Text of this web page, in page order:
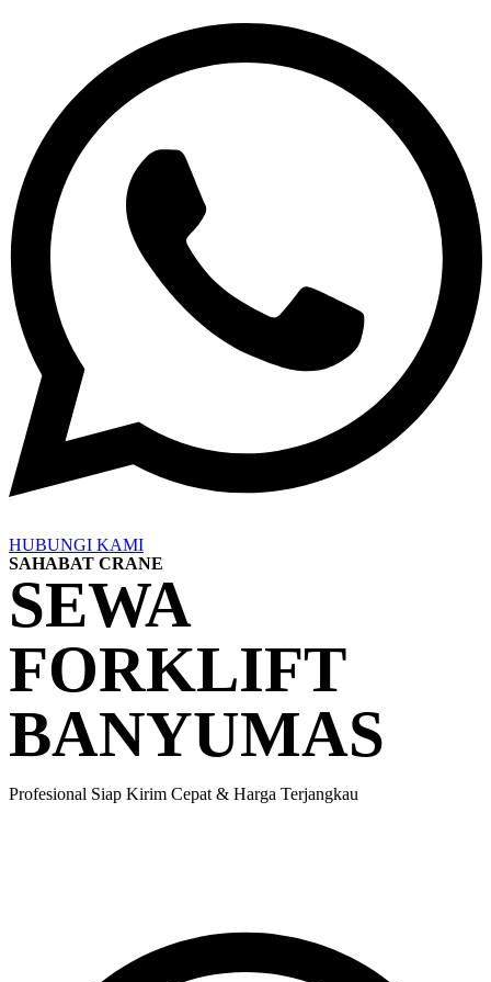
HUBUNGI KAMI
SAHABAT CRANE
SEWA
FORKLIFT
BANYUMAS
Profesional Siap Kirim Cepat & Harga Terjangkau